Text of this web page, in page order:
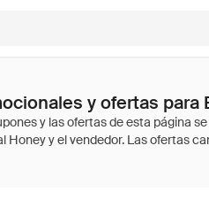
y ofertas para